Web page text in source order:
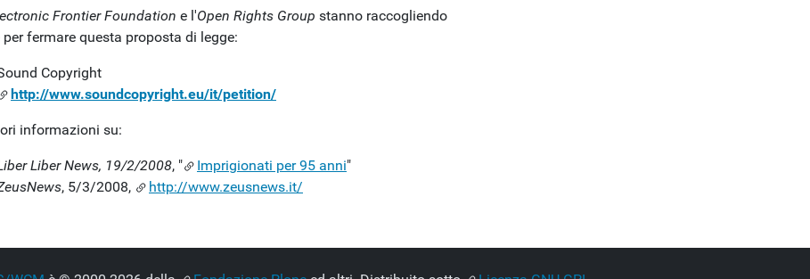
Frontier Foundation e l'Open Rights Group stanno raccogliendo
fermare questa proposta di legge:
Copyright
http://www.soundcopyright.eu/it/petition/
informazioni su:
Liber News, 19/2/2008, " Imprigionati per 95 anni"
, 5/3/2008, http://www.zeusnews.it/